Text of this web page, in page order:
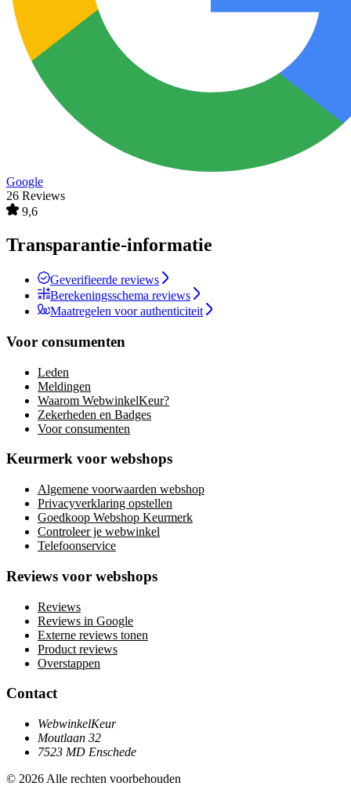
Google
26 Reviews
9,6
Transparantie-informatie
Geverifieerde reviews
Berekeningsschema reviews
Maatregelen voor authenticiteit
Voor consumenten
Leden
Meldingen
Waarom WebwinkelKeur?
Zekerheden en Badges
Voor consumenten
Keurmerk voor webshops
Algemene voorwaarden webshop
Privacyverklaring opstellen
Goedkoop Webshop Keurmerk
Controleer je webwinkel
Telefoonservice
Reviews voor webshops
Reviews
Reviews in Google
Externe reviews tonen
Product reviews
Overstappen
Contact
WebwinkelKeur
Moutlaan 32
7523 MD Enschede
© 2026 Alle rechten voorbehouden